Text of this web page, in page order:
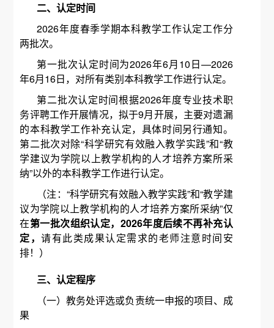
二、认定时间
2026年度春季学期本科教学工作认定工作分
两批次。
第一批次认定时间为2026年6月10日—2026
年6月16日，对所有类别本科教学工作进行认定。
第二批次认定时间根据2026年度专业技术职
务评聘工作开展情况，拟于9月开展，主要对遗漏
的本科教学工作补充认定，具体时间另行通知。
第二批次对除“科学研究有效融入教学实践”和“教
学建议为学院以上教学机构的人才培养方案所采
纳”以外的本科教学工作进行认定。
（注：“科学研究有效融入教学实践”和“教学建
议为学院以上教学机构的人才培养方案所采纳”仅
在第一批次组织认定， 2026年度后续不再补充认
定，请有此类成果认定需求的老师注意时间安
排！）
三、认定程序
（一）教务处评选或负责统一申报的项目、成
果